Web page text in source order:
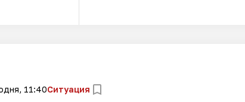
11:40Ситуация